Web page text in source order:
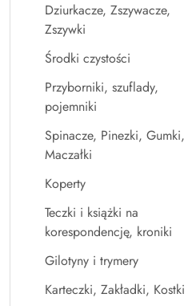
Dziurkacze, Zszywacze,
Zszywki
Środki czystości
Przyborniki, szuflady,
pojemniki
Spinacze, Pinezki, Gumki,
Maczałki
Koperty
Teczki i książki na
korespondencję, kroniki
Gilotyny i trymery
Karteczki, Zakładki, Kostki